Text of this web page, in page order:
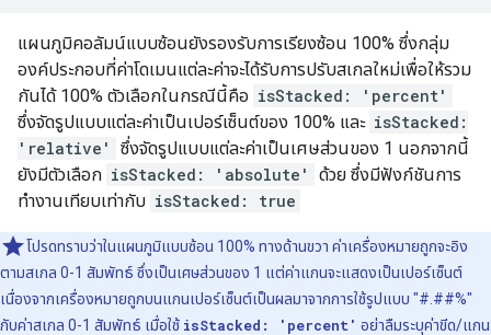
แผนภูมิคอลัมน์แบบซ้อนยังรองรับการเรียงซ้อน 100% ซึ่งกลุ่ม
องค์ประกอบที่ค่าโดเมนแต่ละค่าจะได้รับการปรับสเกลใหม่เพื่อให้รวม
กันได้ 100% ตัวเลือกในกรณีนี้คือ isStacked: 'percent'
ซึ่งจัดรูปแบบแต่ละค่าเป็นเปอร์เซ็นต์ของ 100% และ isStacked:
'relative'
ซึ่งจัดรูปแบบแต่ละค่าเป็นเศษส่วนของ 1 นอกจากนี้
ยังมีตัวเลือก isStacked: 'absolute'
ด้วย ซึ่งมีฟังก์ชันการ
ทำงานเทียบเท่ากับ isStacked: true
โปรดทราบว่าในแผนภูมิแบบซ้อน 100% ทางด้านขวา ค่าเครื่องหมายถูกจะอิง
ตามสเกล 0-1 สัมพัทธ์ ซึ่งเป็นเศษส่วนของ 1 แต่ค่าแกนจะแสดงเป็นเปอร์เซ็นต์
เนื่องจากเครื่องหมายถูกบนแกนเปอร์เซ็นต์เป็นผลมาจากการใช้รูปแบบ "#.##%"
กับค่าสเกล 0-1 สัมพัทธ์ เมื่อใช้ isStacked: 'percent' อย่าลืมระบุค่าขีด/แกน